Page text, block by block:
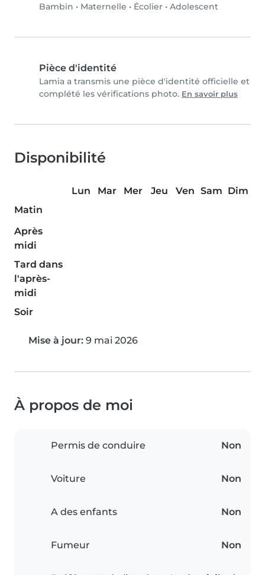
Bambin • Maternelle • Écolier • Adolescent
Pièce d'identité
Lamia a transmis une pièce d'identité officielle et
complété les vérifications photo. En savoir plus
Disponibilité
Lun Mar Mer Jeu Ven Sam Dim
Matin
Après
midi
Tard dans
l'après-
midi
Soir
Mise à jour: 9 mai 2026
À propos de moi
Permis de conduire Non
Voiture Non
A des enfants Non
Fumeur Non